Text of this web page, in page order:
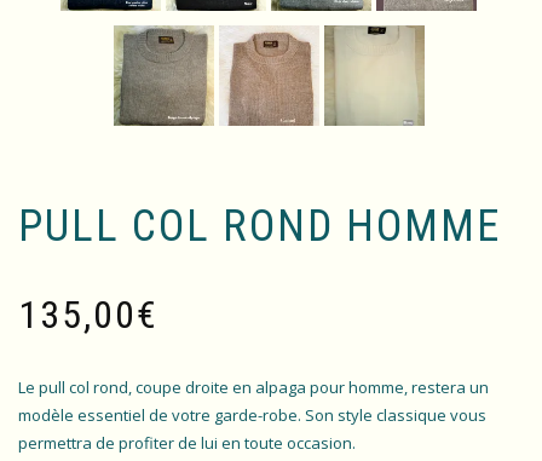
PULL COL ROND HOMME
135,00€
Le pull col rond, coupe droite en alpaga pour homme, restera un
modèle essentiel de votre garde-robe. Son style classique vous
permettra de profiter de lui en toute occasion.